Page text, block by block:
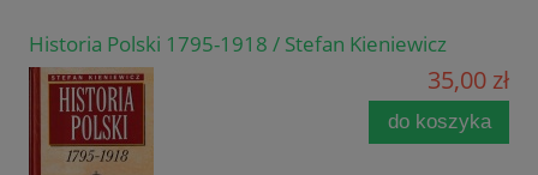
Historia Polski 1795-1918 / Stefan Kieniewicz
35,00 zł
do koszyka